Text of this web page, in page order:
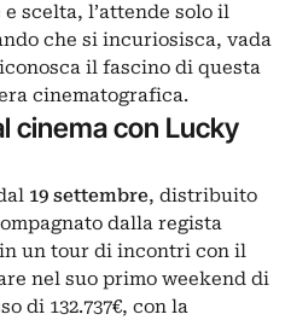
scelta, l’attende solo il
che si incuriosisca, vada
il fascino di questa
cinematografica.
cinema con Lucky
19 settembre, distribuito
dalla regista
un tour di incontri con il
nel suo primo weekend di
di 132.737€, con la